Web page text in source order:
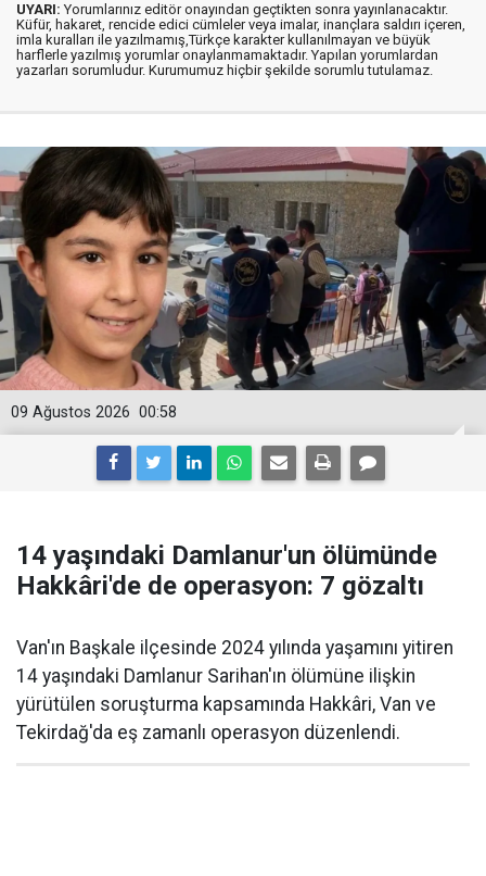
UYARI: Yorumlarınız editör onayından geçtikten sonra yayınlanacaktır.
Küfür, hakaret, rencide edici cümleler veya imalar, inançlara saldırı içeren,
imla kuralları ile yazılmamış,Türkçe karakter kullanılmayan ve büyük
harflerle yazılmış yorumlar onaylanmamaktadır. Yapılan yorumlardan
yazarları sorumludur. Kurumumuz hiçbir şekilde sorumlu tutulamaz.
00:58
09 Ağustos 2026
14 yaşındaki Damlanur'un ölümünde
Hakkâri'de de operasyon: 7 gözaltı
Van'ın Başkale ilçesinde 2024 yılında yaşamını yitiren
14 yaşındaki Damlanur Sarihan'ın ölümüne ilişkin
yürütülen soruşturma kapsamında Hakkâri, Van ve
Tekirdağ'da eş zamanlı operasyon düzenlendi.